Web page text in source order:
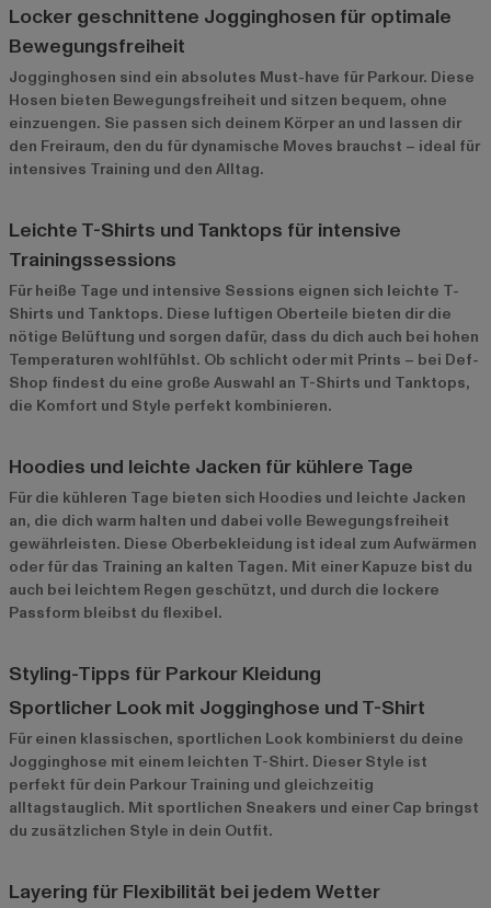
Locker geschnittene Jogginghosen für optimale
Bewegungsfreiheit
Jogginghosen sind ein absolutes Must-have für Parkour. Diese
Hosen bieten Bewegungsfreiheit und sitzen bequem, ohne
einzuengen. Sie passen sich deinem Körper an und lassen dir
den Freiraum, den du für dynamische Moves brauchst – ideal für
intensives Training und den Alltag.
Leichte T-Shirts und Tanktops für intensive
Trainingssessions
Für heiße Tage und intensive Sessions eignen sich leichte T-
Shirts und Tanktops. Diese luftigen Oberteile bieten dir die
nötige Belüftung und sorgen dafür, dass du dich auch bei hohen
Temperaturen wohlfühlst. Ob schlicht oder mit Prints – bei Def-
Shop findest du eine große Auswahl an T-Shirts und Tanktops,
die Komfort und Style perfekt kombinieren.
Hoodies und leichte Jacken für kühlere Tage
Für die kühleren Tage bieten sich Hoodies und leichte Jacken
an, die dich warm halten und dabei volle Bewegungsfreiheit
gewährleisten. Diese Oberbekleidung ist ideal zum Aufwärmen
oder für das Training an kalten Tagen. Mit einer Kapuze bist du
auch bei leichtem Regen geschützt, und durch die lockere
Passform bleibst du flexibel.
Styling-Tipps für Parkour Kleidung
Sportlicher Look mit Jogginghose und T-Shirt
Für einen klassischen, sportlichen Look kombinierst du deine
Jogginghose mit einem leichten T-Shirt. Dieser Style ist
perfekt für dein Parkour Training und gleichzeitig
alltagstauglich. Mit sportlichen Sneakers und einer Cap bringst
du zusätzlichen Style in dein Outfit.
Layering für Flexibilität bei jedem Wetter